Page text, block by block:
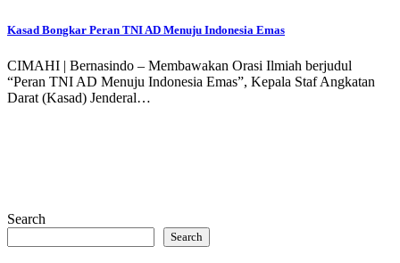
Kasad Bongkar Peran TNI AD Menuju Indonesia Emas
CIMAHI | Bernasindo – Membawakan Orasi Ilmiah berjudul
“Peran TNI AD Menuju Indonesia Emas”, Kepala Staf Angkatan
Darat (Kasad) Jenderal…
Search
Search